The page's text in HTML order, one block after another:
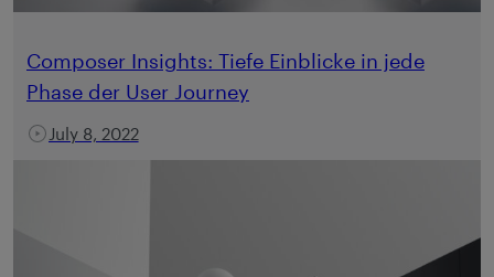
Composer Insights: Tiefe Einblicke in jede
Phase der User Journey
July 8, 2022